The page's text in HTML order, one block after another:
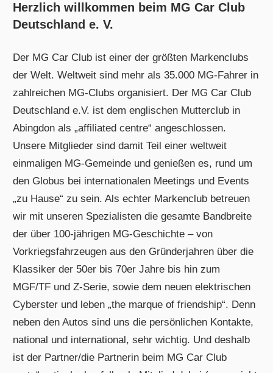
Herzlich willkommen beim MG Car Club
Deutschland e. V.
Der MG Car Club ist einer der größten Markenclubs
der Welt. Weltweit sind mehr als 35.000 MG-Fahrer in
zahlreichen MG-Clubs organisiert. Der MG Car Club
Deutschland e.V. ist dem englischen Mutterclub in
Abingdon als „affiliated centre“ angeschlossen.
Unsere Mitglieder sind damit Teil einer weltweit
einmaligen MG-Gemeinde und genießen es, rund um
den Globus bei internationalen Meetings und Events
„zu Hause“ zu sein. Als echter Markenclub betreuen
wir mit unseren Spezialisten die gesamte Bandbreite
der über 100-jährigen MG-Geschichte – von
Vorkriegsfahrzeugen aus den Gründerjahren über die
Klassiker der 50er bis 70er Jahre bis hin zum
MGF/TF und Z-Serie, sowie dem neuen elektrischen
Cyberster und leben „the marque of friendship“. Denn
neben den Autos sind uns die persönlichen Kontakte,
national und international, sehr wichtig. Und deshalb
ist der Partner/die Partnerin beim MG Car Club